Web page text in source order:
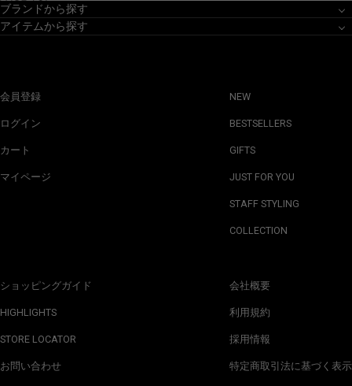
ブランドから探す
アイテムから探す
会員登録
ログイン
カート
マイページ
ショッピングガイド
HIGHLIGHTS
STORE LOCATOR
お問い合わせ
NEW
BESTSELLERS
GIFTS
JUST FOR YOU
STAFF STYLING
COLLECTION
会社概要
利用規約
採用情報
特定商取引法に基づく表示